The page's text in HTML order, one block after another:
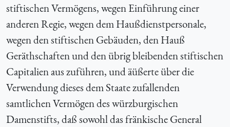
stiftischen Vermögens, wegen Einführung einer
anderen Regie, wegen dem Haußdienstpersonale,
wegen den stiftischen Gebäuden, den Hauß
Geräthschaften und den übrig bleibenden stiftischen
Capitalien aus zuführen, und äüßerte über die
Verwendung dieses dem Staate zufallenden
samtlichen Vermögen des würzburgischen
Damenstifts, daß sowohl das fränkische General